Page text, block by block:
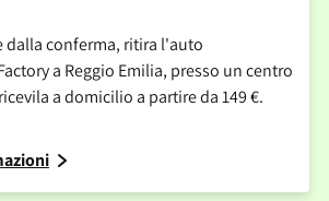
dalla conferma, ritira l'auto
a Reggio Emilia, presso un centro
a domicilio a partire da 149 €.